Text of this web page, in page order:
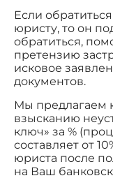
Если
юристу, то он
обратиться,
претензию
исковое
документов.
Мы предлагаем
взысканию
ключ» за %
составляет от
юриста после
на Ваш